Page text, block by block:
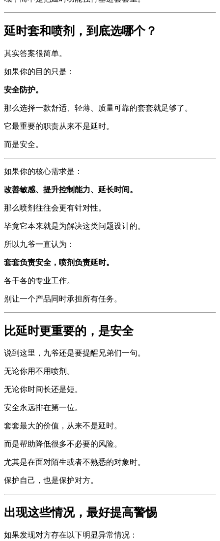
延时套和喷剂，到底选哪个？
其实答案很简单。
如果你的目的只是：
安全防护。
那么选择一款舒适、轻薄、质量可靠的套套就足够了。
它最重要的职责从来不是延时。
而是安全。
如果你的核心需求是：
改善敏感、提升控制能力、延长时间。
那么喷剂往往会更有针对性。
毕竟它本来就是为解决这类问题设计的。
所以九爷一直认为：
套套负责安全，喷剂负责延时。
各干各的专业工作。
别让一个产品同时承担所有任务。
比延时更重要的，是安全
说到这里，九爷还是要提醒兄弟们一句。
无论你用不用喷剂。
无论你时间长还是短。
安全永远排在第一位。
套套最大的价值，从来不是延时。
而是帮助降低很多不必要的风险。
尤其是在面对陌生或者不熟悉的对象时。
保护自己，也是保护对方。
出现这些情况，最好提高警惕
如果发现对方存在以下明显异常情况：